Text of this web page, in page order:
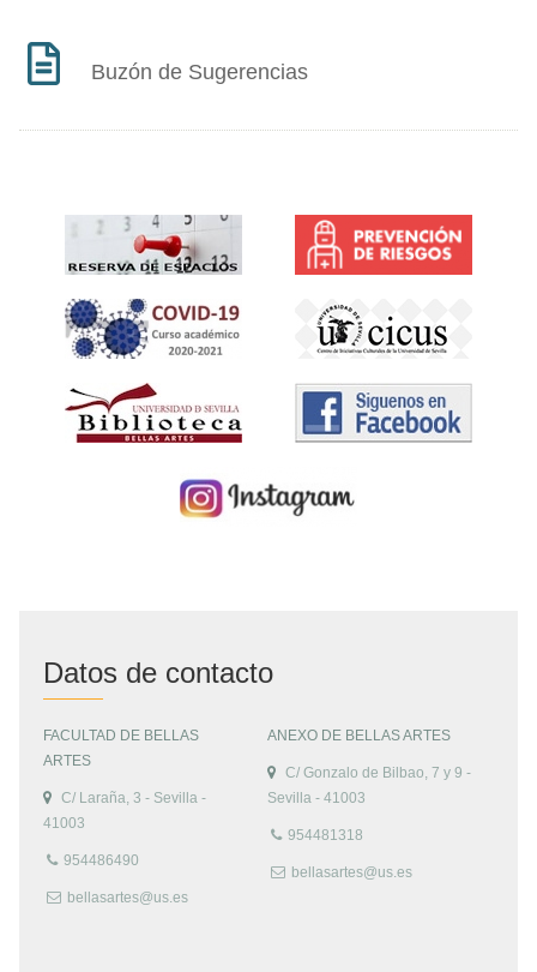
Buzón de Sugerencias
Datos de contacto
FACULTAD DE BELLAS
ARTES
C/ Laraña, 3 - Sevilla -
41003
954486490
bellasartes@us.es
ANEXO DE BELLAS ARTES
C/ Gonzalo de Bilbao, 7 y 9 -
Sevilla - 41003
954481318
bellasartes@us.es